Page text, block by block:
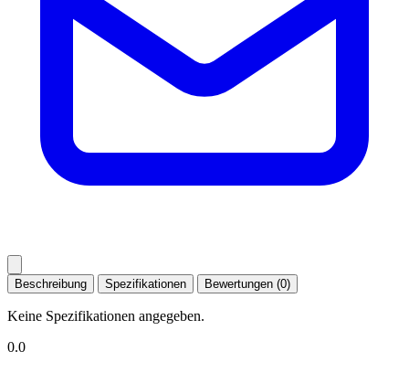
Beschreibung Spezifikationen Bewertungen (0)
Keine Spezifikationen angegeben.
0.0